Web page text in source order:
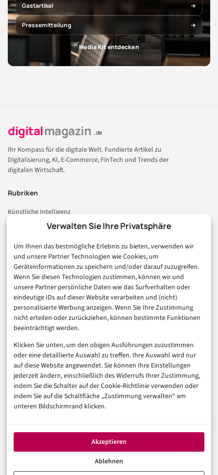
Verwalten Sie Ihre Privatsphäre
Um Ihnen das bestmögliche Erlebnis zu bieten, verwenden wir
und unsere Partner Technologien wie Cookies, um
Geräteinformationen zu speichern und/oder darauf zuzugreifen.
Wenn Sie diesen Technologien zustimmen, können wir und
unsere Partner persönliche Daten wie das Surfverhalten oder
eindeutige IDs auf dieser Website verarbeiten und (nicht)
personalisierte Werbung anzeigen. Wenn Sie Ihre Zustimmung
nicht erteilen oder zurückziehen, können bestimmte Funktionen
beeinträchtigt werden.
Klicken Sie unten, um den obigen Ausführungen zuzustimmen
oder eine detaillierte Auswahl zu treffen. Ihre Auswahl wird nur
auf diese Website angewendet. Sie können Ihre Einstellungen
jederzeit ändern, einschließlich des Widerrufs Ihrer Zustimmung,
indem Sie die Schalter auf der Cookie-Richtlinie verwenden oder
indem Sie auf die Schaltfläche „Zustimmung verwalten“ am
unteren Bildschirmrand klicken.
Akzeptieren
Ablehnen
Gastartikel
Pressemitteilung
Media Kit entdecken
digitalmagazin .de
Ihr Kompass für die digitale Welt. Fundierte Artikel zu
Digitalisierung, KI, E-Commerce, FinTech und Trends der
digitalen Wirtschaft.
Rubriken
Künstliche Intelligenz
Technologie & IT
Consumer & Digital Life
Marketing
Finanzen & FinTech
Business & Karriere
Sicherheit & Recht
Digitalisierung
Marketing
Magazin
Unsere Redaktion
Werbeformate & Media Kit
Rechtliches
Datenschutzerklärung (EU)
Cookie-Richtlinie (EU)